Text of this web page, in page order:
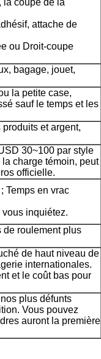
la coupe de la
attache de
ou Droit-coupe
bagage, jouet,
la petite case,
sauf le temps et les
et argent,
30~100 par style
charge témoin, peut
officielle.
Temps en vrac
inquiétez.
de roulement plus
de haut niveau de
internationales.
et le coût bas pour
plus défunts
Vous pouvez
auront la première